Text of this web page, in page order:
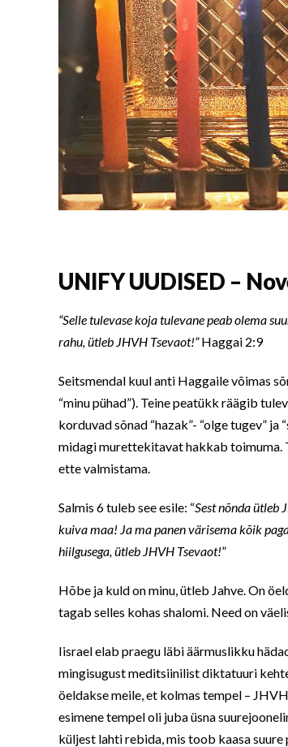
UNIFY UUDISED –
“Selle tulevase koja tulevanepeab olema
rahu, ütleb JHVH Tsevaot!”Haggai 2:9
Seitsmendal kuul anti Haggaile võimas
“minu pühad”). Teine peatükk räägib
korduvad sõnad “hazak”- “olge tugev” ja
midagi murettekitavat hakkab toimuma.
ette valmistama.
Salmis 6 tuleb see esile: “Sest nõnda ütleb
kuiva maa! Ja ma panen värisema kõik
hiilgusega, ütleb JHVH Tsevaot!”
Hõbe ja kuld on minu, ütleb Jahve. On
tagab selles kohas shalomi. Need on
Iisrael elab praegu läbi äärmuslikku
mingisugust meditsiinilist diktatuuri
öeldakse meile, et kolmas tempel –
esimene tempel oli juba üsna
küljest lahti rebida, mis toob kaasa